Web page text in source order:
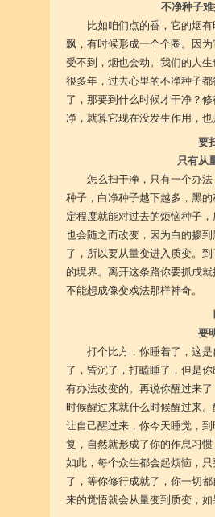
不净种子
比如咱们点的香，它的烟
飘，有时候形成一个个圈。因
受不到，烟也会动。我们的人
很多年，过去心里的不净种子
了，那要到什么时候才干净？
净，就算它现在没发生作用，
要
只有从
怎么扫干净，只有一个办
种子，白净种子越下越多，黑
定程度就能对过去的烦恼种子
也会随之而改变，因为白的掺
了，所以要从量变进入质变。
的境界。离开这条路你要抓成
不能想成像变戏法那样神奇。
要
打个比方，你睡着了，这
了，昏沉了，打瞌睡了，但是
有办法改变的。再说你醒过来
时候醒过来就什么时候醒过来
让自己醒过来，你今天睡觉，
复，自然就形成了你的作息习
如此，每个众生都会起烦恼，
了，等你修行成就了，你一切
来的觉悟就会从量变到质变，